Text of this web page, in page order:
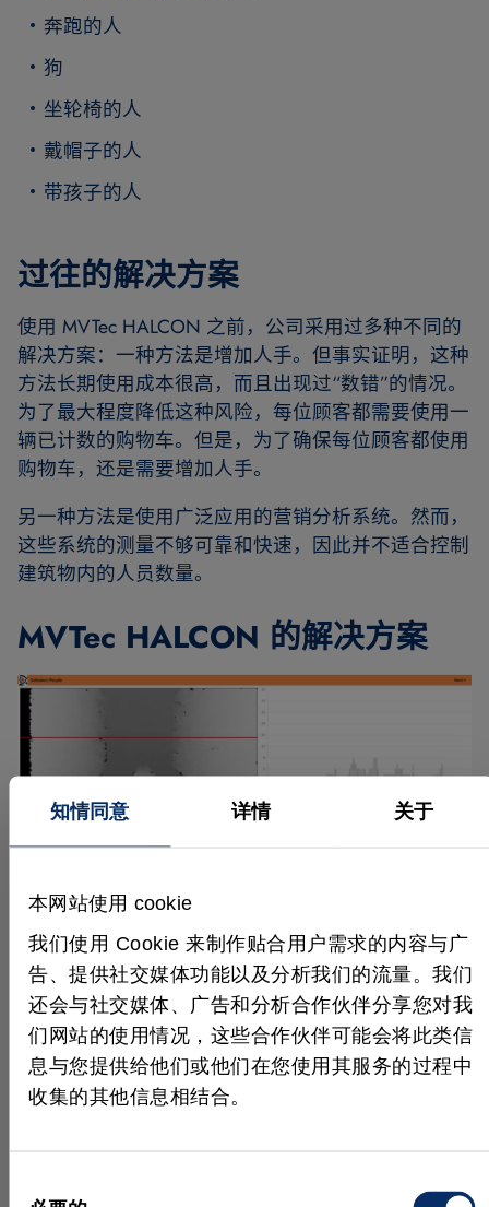
知情同意 详情 关于
本网站使用 cookie
我们使用 Cookie 来制作贴合用户需求的内容与广
告、提供社交媒体功能以及分析我们的流量。我们
还会与社交媒体、广告和分析合作伙伴分享您对我
们网站的使用情况，这些合作伙伴可能会将此类信
息与您提供给他们或他们在您使用其服务的过程中
收集的其他信息相结合。
奔跑的人
狗
坐轮椅的人
戴帽子的人
带孩子的人
过往的解决方案
使用 MVTec HALCON 之前，公司采用过多种不同的
解决方案：一种方法是增加人手。但事实证明，这种
方法长期使用成本很高，而且出现过“数错”的情况。
为了最大程度降低这种风险，每位顾客都需要使用一
辆已计数的购物车。但是，为了确保每位顾客都使用
购物车，还是需要增加人手。
另一种方法是使用广泛应用的营销分析系统。然而，
这些系统的测量不够可靠和快速，因此并不适合控制
建筑物内的人员数量。
MVTec HALCON 的解决方案
使用 HALCON 进行物体和位置识别
通过 Blob 分析和形态学进行物体和位
置识别以便提取轮廓
使用 HALCON 在深度图像中检测并分离人员。为
此，首先用立体相机采集实时深度图像。经过一些预
分割，再根据深度图像上的特征性外观识别出各个人